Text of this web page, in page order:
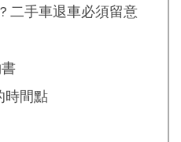
二手車退車必須留意
時間點